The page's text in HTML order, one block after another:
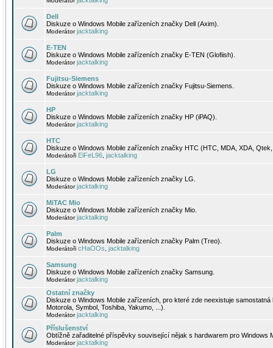
Dell
Diskuze o Windows Mobile zařízeních značky Dell (Axim).
Moderátorjacktalking
E-TEN
Diskuze o Windows Mobile zařízeních značky E-TEN (Glofiish).
Moderátorjacktalking
Fujitsu-Siemens
Diskuze o Windows Mobile zařízeních značky Fujitsu-Siemens.
Moderátorjacktalking
HP
Diskuze o Windows Mobile zařízeních značky HP (iPAQ).
Moderátorjacktalking
HTC
Diskuze o Windows Mobile zařízeních značky HTC (HTC, MDA, XDA,
Moderátoři EiFeL96 jacktalking
LG
Diskuze o Windows Mobile zařízeních značky LG.
Moderátorjacktalking
MiTAC Mio
Diskuze o Windows Mobile zařízeních značky Mio.
Moderátorjacktalking
Palm
Diskuze o Windows Mobile zařízeních značky Palm (Treo).
Moderátoři cHaOOs jacktalking
Samsung
Diskuze o Windows Mobile zařízeních značky Samsung.
Moderátorjacktalking
Ostatní značky
Diskuze o Windows Mobile zařízeních, pro které zde neexistuje
Motorola, Symbol, Toshiba, Yakumo, ...).
Moderátorjacktalking
Příslušenství
Obtížně zařaditelné příspěvky související nějak s hardwarem pro Windows
Moderátorjacktalking